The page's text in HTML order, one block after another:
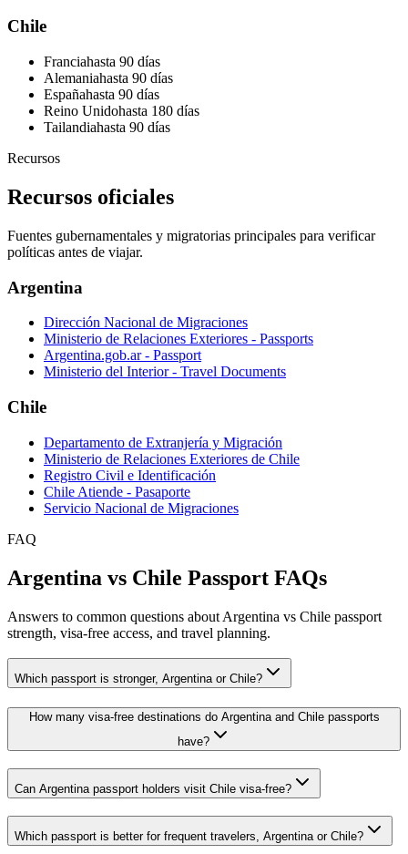
Chile
Franciahasta 90 días
Alemaniahasta 90 días
Españahasta 90 días
Reino Unidohasta 180 días
Tailandiahasta 90 días
Recursos
Recursos oficiales
Fuentes gubernamentales y migratorias principales para verificar
políticas antes de viajar.
Argentina
Dirección Nacional de Migraciones
Ministerio de Relaciones Exteriores - Passports
Argentina.gob.ar - Passport
Ministerio del Interior - Travel Documents
Chile
Departamento de Extranjería y Migración
Ministerio de Relaciones Exteriores de Chile
Registro Civil e Identificación
Chile Atiende - Pasaporte
Servicio Nacional de Migraciones
FAQ
Argentina vs Chile Passport FAQs
Answers to common questions about Argentina vs Chile passport
strength, visa-free access, and travel planning.
Which passport is stronger, Argentina or Chile?
How many visa-free destinations do Argentina and Chile passports
have?
Can Argentina passport holders visit Chile visa-free?
Which passport is better for frequent travelers, Argentina or Chile?